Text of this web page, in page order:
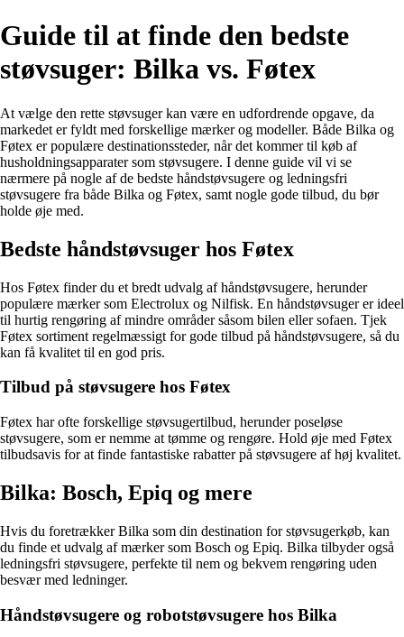
Guide til at finde den bedste
støvsuger: Bilka vs. Føtex
At vælge den rette støvsuger kan være en udfordrende opgave, da
markedet er fyldt med forskellige mærker og modeller. Både Bilka og
Føtex er populære destinationssteder, når det kommer til køb af
husholdningsapparater som støvsugere. I denne guide vil vi se
nærmere på nogle af de bedste håndstøvsugere og ledningsfri
støvsugere fra både Bilka og Føtex, samt nogle gode tilbud, du bør
holde øje med.
Bedste håndstøvsuger hos Føtex
Hos Føtex finder du et bredt udvalg af håndstøvsugere, herunder
populære mærker som Electrolux og Nilfisk. En håndstøvsuger er ideel
til hurtig rengøring af mindre områder såsom bilen eller sofaen. Tjek
Føtex sortiment regelmæssigt for gode tilbud på håndstøvsugere, så du
kan få kvalitet til en god pris.
Tilbud på støvsugere hos Føtex
Føtex har ofte forskellige støvsugertilbud, herunder poseløse
støvsugere, som er nemme at tømme og rengøre. Hold øje med Føtex
tilbudsavis for at finde fantastiske rabatter på støvsugere af høj kvalitet.
Bilka: Bosch, Epiq og mere
Hvis du foretrækker Bilka som din destination for støvsugerkøb, kan
du finde et udvalg af mærker som Bosch og Epiq. Bilka tilbyder også
ledningsfri støvsugere, perfekte til nem og bekvem rengøring uden
besvær med ledninger.
Håndstøvsugere og robotstøvsugere hos Bilka